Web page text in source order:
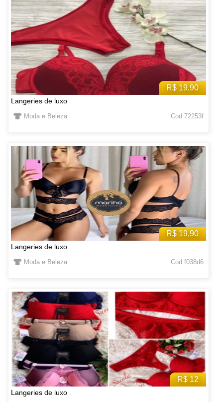
R$ 19,90
Langeries de luxo
Moda e Beleza Cod 72253f
R$ 19,90
Langeries de luxo
Moda e Beleza Cod f038d6
R$ 12
Langeries de luxo